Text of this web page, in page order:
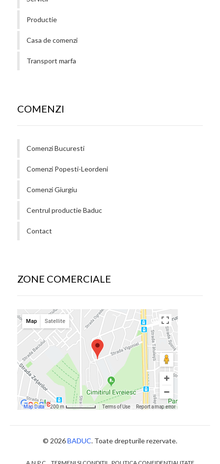
Productie
Casa de comenzi
Transport marfa
COMENZI
Comenzi Bucuresti
Comenzi Popesti-Leordeni
Comenzi Giurgiu
Centrul productie Baduc
Contact
ZONE COMERCIALE
© 2026BADUC. Toate drepturile rezervate.